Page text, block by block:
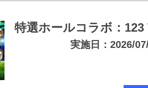
特選ホールコラボ：
実施日：2026/